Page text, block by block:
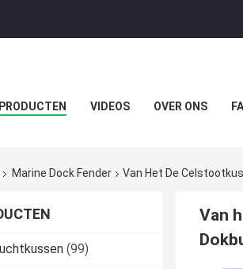
PRODUCTEN VIDEOS OVER ONS
Marine Dock Fender Van Het De
(99)
Van